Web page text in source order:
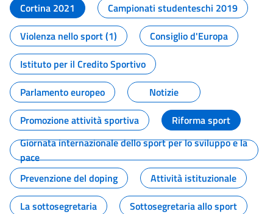
Cortina 2021
Campionati studenteschi 2019
Violenza nello sport (1)
Consiglio d'Europa
Istituto per il Credito Sportivo
Parlamento europeo
Notizie
Promozione attività sportiva
Riforma sport
Giornata internazionale dello sport per lo sviluppo e la
pace
Prevenzione del doping
Attività istituzionale
La sottosegretaria
Sottosegretaria allo sport